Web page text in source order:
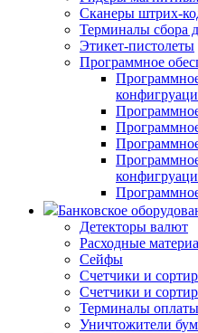
Сканеры штрих-
Терминалы сбора
Этикет-пистолеты
Программное
Банковское
Детекторы валют
Расходные
Сейфы
Счетчики и
Счетчики и
Терминалы оплаты
Уничтожители